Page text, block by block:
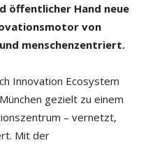
öffentlicher Hand neue
von
menschenzentriert.
Innovation Ecosystem
gezielt zu einem
– vernetzt,
Mit der